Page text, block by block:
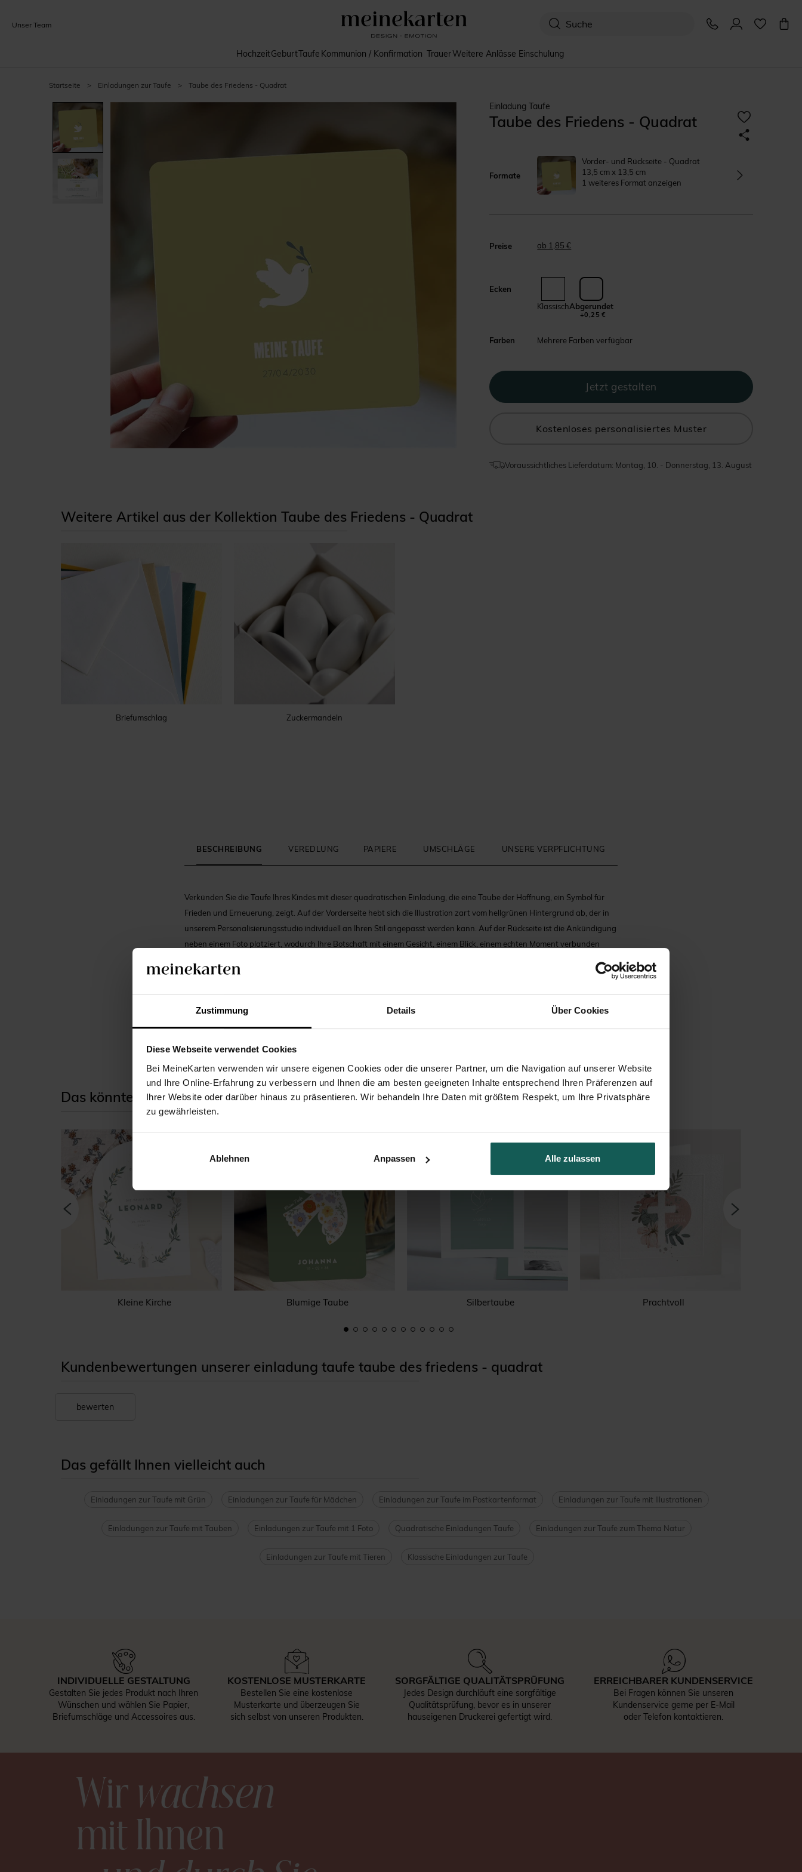
Zustimmung Details Über Cookies
Diese Webseite verwendet Cookies
Bei MeineKarten verwenden wir unsere eigenen Cookies oder die unserer Partner, um die Navigation auf unserer Website
und Ihre Online-Erfahrung zu verbessern und Ihnen die am besten geeigneten Inhalte entsprechend Ihren Präferenzen auf
Ihrer Website oder darüber hinaus zu präsentieren. Wir behandeln Ihre Daten mit größtem Respekt, um Ihre Privatsphäre
zu gewährleisten.
Ablehnen Anpassen Alle zulassen
Unser Team
HochzeitGeburtTaufe Kommunion / Konfirmation TrauerWeitere Anlässe Einschulung
Startseite > Einladungen zur Taufe > Taube des Friedens - Quadrat
Einladung Taufe
Taube des Friedens - Quadrat
Formate
Vorder- und Rückseite - Quadrat
13,5 cm x 13,5 cm
1 weiteres Format anzeigen
Preise ab 1,85 €
Ecken
KlassischAbgerundet
+0,25 €
Farben Mehrere Farben verfügbar
Kostenloses personalisiertes Muster
Voraussichtliches Lieferdatum: Montag, 10. - Donnerstag, 13. August
Weitere Artikel aus der Kollektion Taube des Friedens - Quadrat
Briefumschlag Zuckermandeln
BESCHREIBUNG VEREDLUNG PAPIERE UMSCHLÄGE UNSERE VERPFLICHTUNG
Verkünden Sie die Taufe Ihres Kindes mit dieser quadratischen Einladung, die eine Taube der Hoffnung, ein Symbol für
Frieden und Erneuerung, zeigt. Auf der Vorderseite hebt sich die Illustration zart vom hellgrünen Hintergrund ab, der in
unserem Personalisierungsstudio individuell an Ihren Stil angepasst werden kann. Auf der Rückseite ist die Ankündigung
neben einem Foto platziert, wodurch Ihre Botschaft mit einem Gesicht, einem Blick, einem echten Moment verbunden
Eleganz einzubüßen. Die Auswahl an Papier und Oberflächen ermöglicht es Ihnen, jedes Detail zu verfeinern und so eine
sorgt, dass dieser Moment noch lange nach dem Tauftag in Erinnerung bleibt.
Das könnte Ihnen auch gefallen
Kleine Kirche Blumige Taube Silbertaube Prachtvoll
Kundenbewertungen unserer einladung taufe taube des friedens - quadrat
bewerten
Das gefällt Ihnen vielleicht auch
Einladungen zur Taufe mit Grün Einladungen zur Taufe für Mädchen Einladungen zur Taufe im Postkartenformat Einladungen zur Taufe mit Illustrationen
Einladungen zur Taufe mit Tauben Einladungen zur Taufe mit 1 Foto Quadratische Einladungen Taufe Einladungen zur Taufe zum Thema Natur
Einladungen zur Taufe mit Tieren Klassische Einladungen zur Taufe
INDIVIDUELLE GESTALTUNG
Gestalten Sie jedes Produkt nach Ihren
Wünschen und wählen Sie Papier,
Briefumschläge und Accessoires aus.
KOSTENLOSE MUSTERKARTE
Bestellen Sie eine kostenlose
Musterkarte und überzeugen Sie
sich selbst von unseren Produkten.
SORGFÄLTIGE QUALITÄTSPRÜFUNG
Jedes Design durchläuft eine sorgfältige
Qualitätsprüfung, bevor es in unserer
hauseigenen Druckerei gefertigt wird.
ERREICHBARER KUNDENSERVICE
Bei Fragen können Sie unseren
Kundenservice gerne per E-Mail
oder Telefon kontaktieren.
Wirwachsen
mit Ihnen